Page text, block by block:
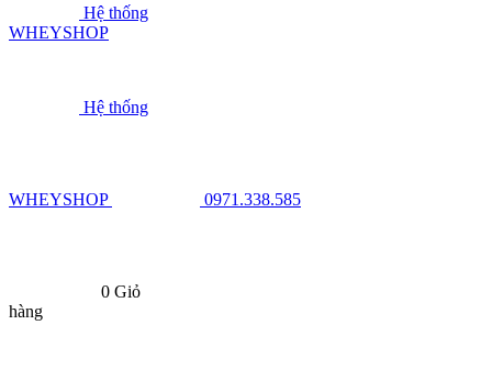
Hệ thống
WHEYSHOP
Hệ thống
WHEYSHOP 0971.338.585
0 Giỏ
hàng